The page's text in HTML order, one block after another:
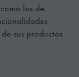
los de
sus productos